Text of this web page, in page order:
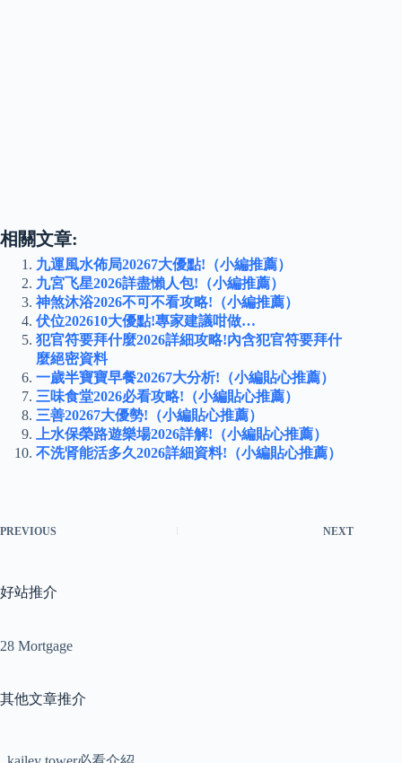
相關文章:
九運風水佈局20267大優點!（小編推薦）
九宮飞星2026詳盡懶人包!（小編推薦）
神煞沐浴2026不可不看攻略!（小編推薦）
伏位202610大優點!專家建議咁做…
犯官符要拜什麼2026詳細攻略!內含犯官符要拜什
麼絕密資料
一歲半寶寶早餐20267大分析!（小編貼心推薦）
三味食堂2026必看攻略!（小編貼心推薦）
三善20267大優勢!（小編貼心推薦）
上水保榮路遊樂場2026詳解!（小編貼心推薦）
不洗肾能活多久2026詳細資料!（小編貼心推薦）
PREVIOUS NEXT
好站推介
28 Mortgage
其他文章推介